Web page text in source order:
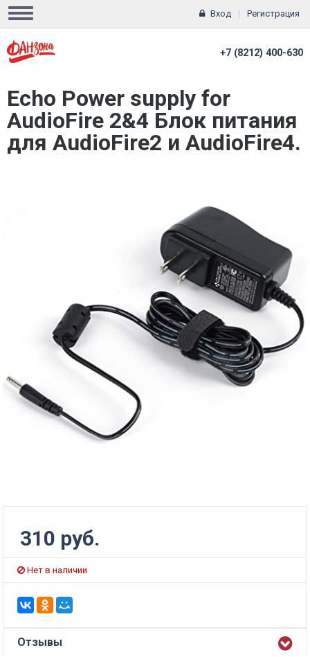
Вход Регистрация
+7 (8212) 400-630
Echo Power supply for
AudioFire 2&4 Блок питания
для AudioFire2 и AudioFire4.
310 руб.
Нет в наличии
Отзывы